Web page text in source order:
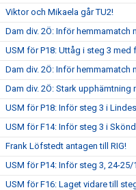
Viktor och Mikaela går TU2!
Dam div. 2Ö: Inför hemmamatch
USM för P18: Uttåg i steg 3 med
Dam div. 2Ö: Inför hemmamatch
Dam div. 2Ö: Stark upphämtning
USM för P18: Inför steg 3 i
USM för F14: Inför steg 3 i
Frank Löfstedt antagen till RIG!
USM för P14: Inför steg 3, 24-25/1
USM för F16: Laget vidare till